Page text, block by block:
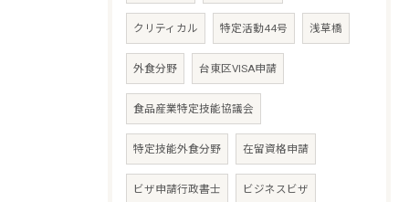
クリティカル 特定活動44号 浅草橋
外食分野 台東区VISA申請
食品産業特定技能協議会
特定技能外食分野 在留資格申請
ビザ申請行政書士 ビジネスビザ